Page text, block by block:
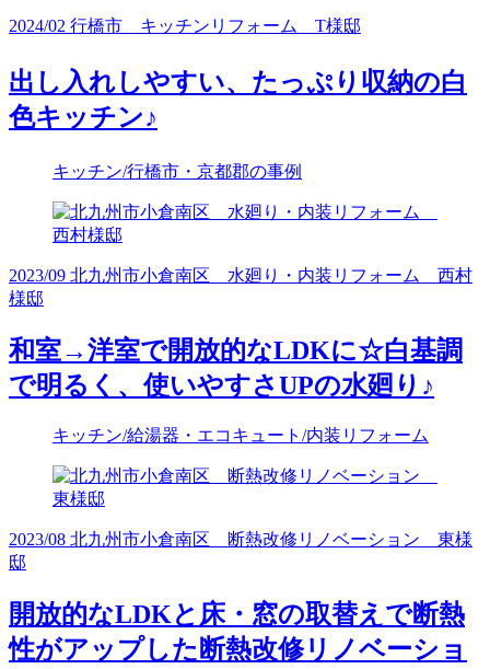
2024/02 行橋市 キッチンリフォーム T様邸
出し入れしやすい、たっぷり収納の白
色キッチン♪
キッチン/行橋市・京都郡の事例
2023/09 北九州市小倉南区 水廻り・内装リフォーム 西村
様邸
和室→洋室で開放的なLDKに☆白基調
で明るく、使いやすさUPの水廻り♪
キッチン/給湯器・エコキュート/内装リフォーム
2023/08 北九州市小倉南区 断熱改修リノベーション 東様
邸
開放的なLDKと床・窓の取替えで断熱
性がアップした断熱改修リノベーショ